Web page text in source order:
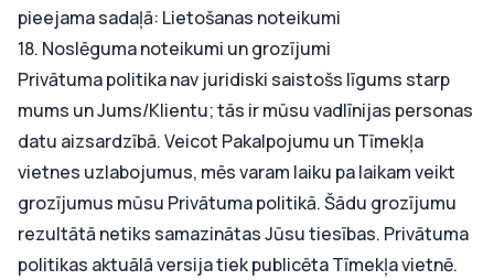
pieejama sadaļā: Lietošanas noteikumi
18. Noslēguma noteikumi un grozījumi
Privātuma politika nav juridiski saistošs līgums starp
mums un Jums/Klientu; tās ir mūsu vadlīnijas personas
datu aizsardzībā. Veicot Pakalpojumu un Tīmekļa
vietnes uzlabojumus, mēs varam laiku pa laikam veikt
grozījumus mūsu Privātuma politikā. Šādu grozījumu
rezultātā netiks samazinātas Jūsu tiesības. Privātuma
politikas aktuālā versija tiek publicēta Tīmekļa vietnē.